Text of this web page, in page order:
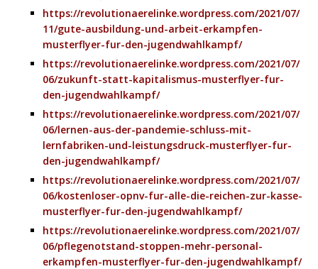
https://revolutionaerelinke.wordpress.com/2021/07/
11/gute-ausbildung-und-arbeit-erkampfen-
musterflyer-fur-den-jugendwahlkampf/
https://revolutionaerelinke.wordpress.com/2021/07/
06/zukunft-statt-kapitalismus-musterflyer-fur-
den-jugendwahlkampf/
https://revolutionaerelinke.wordpress.com/2021/07/
06/lernen-aus-der-pandemie-schluss-mit-
lernfabriken-und-leistungsdruck-musterflyer-fur-
den-jugendwahlkampf/
https://revolutionaerelinke.wordpress.com/2021/07/
06/kostenloser-opnv-fur-alle-die-reichen-zur-kasse-
musterflyer-fur-den-jugendwahlkampf/
https://revolutionaerelinke.wordpress.com/2021/07/
06/pflegenotstand-stoppen-mehr-personal-
erkampfen-musterflyer-fur-den-jugendwahlkampf/